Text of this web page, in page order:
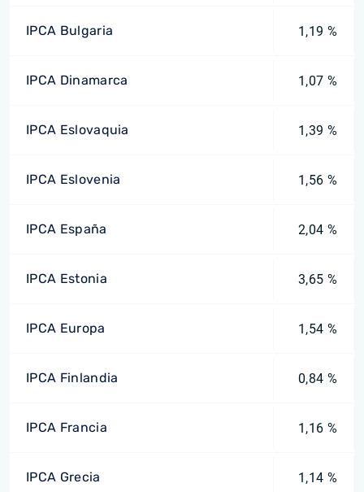
IPCA Bulgaria 1,19 %
IPCA Dinamarca 1,07 %
IPCA Eslovaquia 1,39 %
IPCA Eslovenia 1,56 %
IPCA España 2,04 %
IPCA Estonia 3,65 %
IPCA Europa 1,54 %
IPCA Finlandia 0,84 %
IPCA Francia 1,16 %
IPCA Grecia 1,14 %